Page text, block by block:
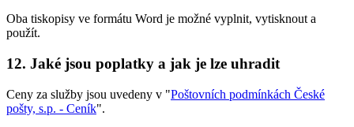
Oba tiskopisy ve formátu Word je možné vyplnit, vytisknout a
použít.
12. Jaké jsou poplatky a jak je lze uhradit
Ceny za služby jsou uvedeny v "Poštovních podmínkách České
pošty, s.p. - Ceník".